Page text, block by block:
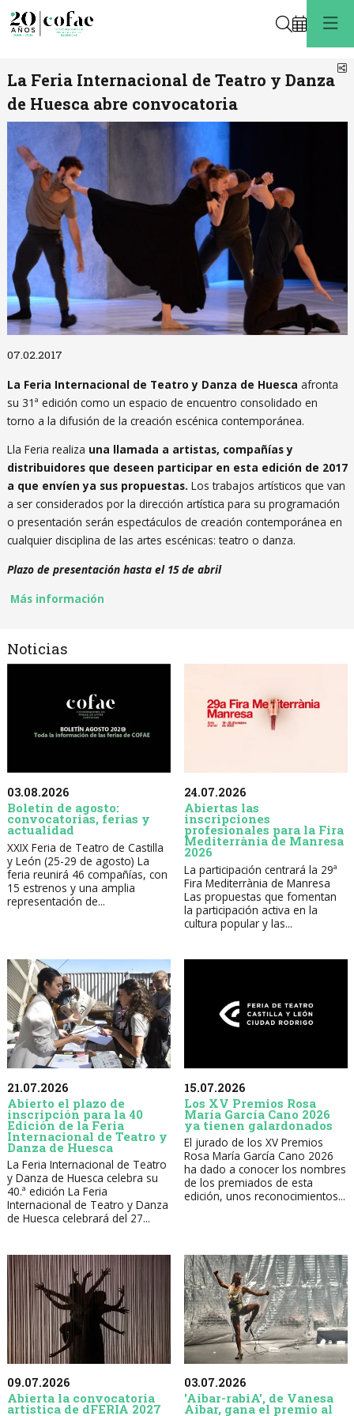
Buscar
La Feria Internacional de Teatro y Danza
de Huesca abre convocatoria
07.02.2017
La Feria Internacional de Teatro y Danza de Huesca afronta
su 31ª edición como un espacio de encuentro consolidado en
torno a la difusión de la creación escénica contemporánea.
Lla Feria realiza una llamada a artistas, compañías y
distribuidores que deseen participar en esta edición de 2017
a que envíen ya sus propuestas. Los trabajos artísticos que van
a ser considerados por la dirección artística para su programación
o presentación serán espectáculos de creación contemporánea en
cualquier disciplina de las artes escénicas: teatro o danza.
Plazo de presentación hasta el 15 de abril
Más información
Noticias
03.08.2026
Boletín de agosto:
convocatorias, ferias y
actualidad
XXIX Feria de Teatro de Castilla
y León (25-29 de agosto) La
feria reunirá 46 compañías, con
15 estrenos y una amplia
representación de...
24.07.2026
Abiertas las
inscripciones
profesionales para la Fira
Mediterrània de Manresa
2026
La participación centrará la 29ª
Fira Mediterrània de Manresa
Las propuestas que fomentan
la participación activa en la
cultura popular y las...
21.07.2026
Abierto el plazo de
inscripción para la 40
Edición de la Feria
Internacional de Teatro y
Danza de Huesca
La Feria Internacional de Teatro
y Danza de Huesca celebra su
40.ª edición La Feria
Internacional de Teatro y Danza
de Huesca celebrará del 27...
15.07.2026
Los XV Premios Rosa
María García Cano 2026
ya tienen galardonados
El jurado de los XV Premios
Rosa María García Cano 2026
ha dado a conocer los nombres
de los premiados de esta
edición, unos reconocimientos...
09.07.2026
Abierta la convocatoria
artística de dFERIA 2027
03.07.2026
'Aibar-rabiA', de Vanesa
Aibar, gana el premio al